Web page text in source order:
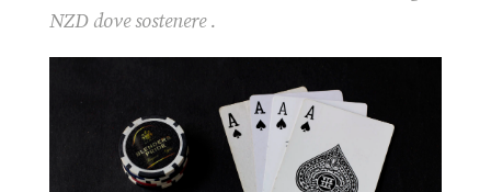
NZD dove sostenere .